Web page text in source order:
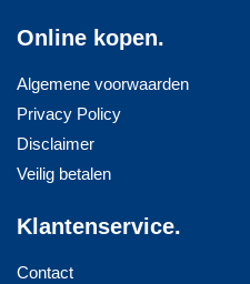
Online kopen.
Algemene voorwaarden
Privacy Policy
Disclaimer
Veilig betalen
Klantenservice.
Contact